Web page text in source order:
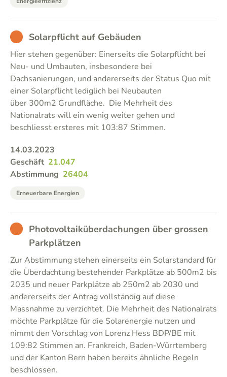
BAD Solarpflicht auf Gebäuden
Hier stehen gegenüber: Einerseits die Solarpflicht bei
Neu- und Umbauten, insbesondere bei
Dachsanierungen, und andererseits der Status Quo mit
einer Solarpflicht lediglich bei Neubauten
über 300m2 Grundfläche. Die Mehrheit des
Nationalrats will ein wenig weiter gehen und
beschliesst ersteres mit 103:87 Stimmen.
14.03.2023
Geschäft 21.047
Abstimmung 26404
Erneuerbare Energien
BAD Photovoltaiküberdachungen über grossen
Parkplätzen
Zur Abstimmung stehen einerseits ein Solarstandard für
die Überdachtung bestehender Parkplätze ab 500m2 bis
2035 und neuer Parkplätze ab 250m2 ab 2030 und
andererseits der Antrag vollständig auf diese
Massnahme zu verzichtet. Die Mehrheit des Nationalrats
möchte Parkplätze für die Solarenergie nutzen und
nimmt den Vorschlag von Lorenz Hess BDP/BE mit
109:82 Stimmen an. Frankreich, Baden-Würrtemberg
und der Kanton Bern haben bereits ähnliche Regeln
beschlossen.